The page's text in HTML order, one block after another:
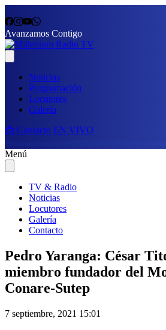
Avanzamos Contigo
Noticias
Programación
Locutores
Galería
📩 Contacto EN VIVO
Menú
TV & Radio
Noticias
Locutores
Galería
Contacto
Pedro Yaranga: César
miembro fundador del
Conare-Sutep
7 septiembre, 2021 15:01